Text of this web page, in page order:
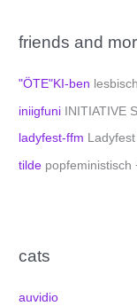
friends and
"ÖTE"KI-ben
iniigfuni INITIATIVE
ladyfest-ffm
tilde popfeministisch
cats
auvidio